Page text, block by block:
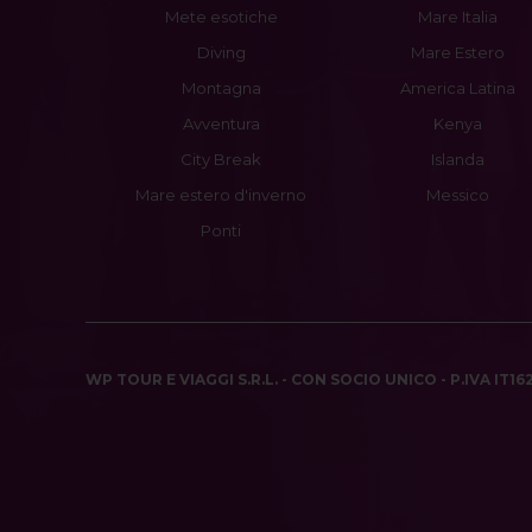
Mete esotiche
Diving
Montagna
Avventura
City Break
Mare estero d'inverno
Ponti
Mare Italia
Mare Estero
America Latina
Kenya
Islanda
Messico
WP TOUR E VIAGGI S.R.L. - CON SOCIO UNICO - P.IVA